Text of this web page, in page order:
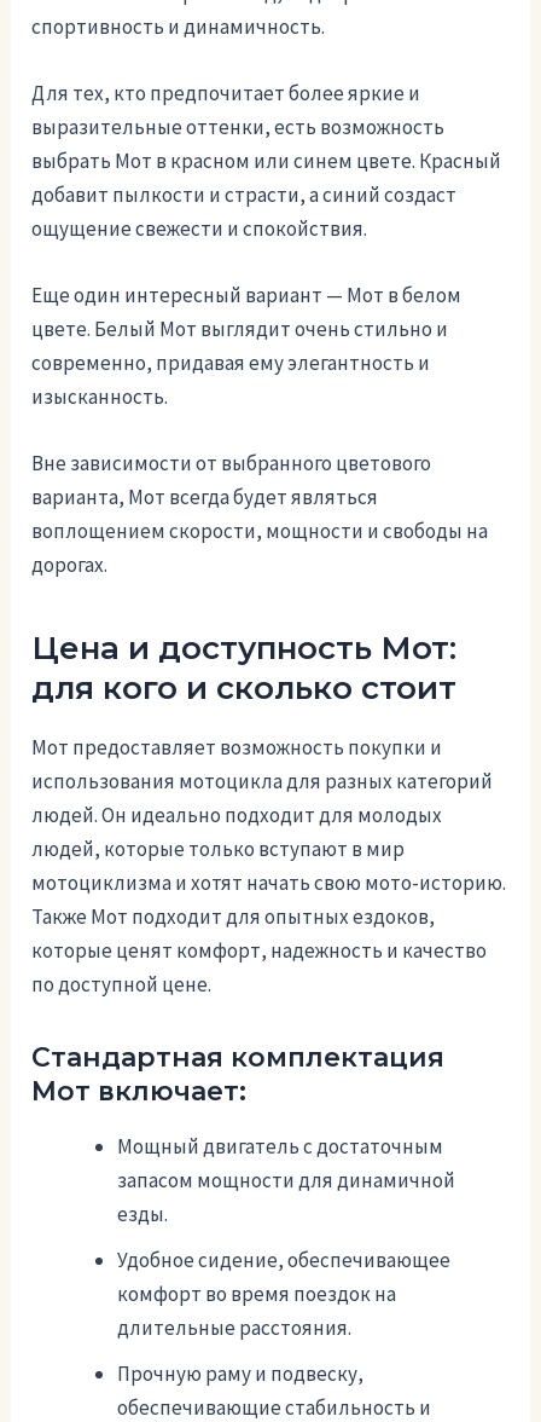
спортивность и динамичность.
Для тех, кто предпочитает более яркие и
выразительные оттенки, есть возможность
выбрать Мот в красном или синем цвете. Красный
добавит пылкости и страсти, а синий создаст
ощущение свежести и спокойствия.
Еще один интересный вариант — Мот в белом
цвете. Белый Мот выглядит очень стильно и
современно, придавая ему элегантность и
изысканность.
Вне зависимости от выбранного цветового
варианта, Мот всегда будет являться
воплощением скорости, мощности и свободы на
дорогах.
Цена и доступность Мот:
для кого и сколько стоит
Мот предоставляет возможность покупки и
использования мотоцикла для разных категорий
людей. Он идеально подходит для молодых
людей, которые только вступают в мир
мотоциклизма и хотят начать свою мото-историю.
Также Мот подходит для опытных ездоков,
которые ценят комфорт, надежность и качество
по доступной цене.
Стандартная комплектация
Мот включает:
Мощный двигатель с достаточным
запасом мощности для динамичной
езды.
Удобное сидение, обеспечивающее
комфорт во время поездок на
длительные расстояния.
Прочную раму и подвеску,
обеспечивающие стабильность и